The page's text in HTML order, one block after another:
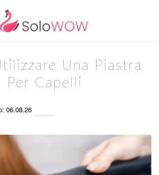
Una Piastra
Per Capelli
06.08.26